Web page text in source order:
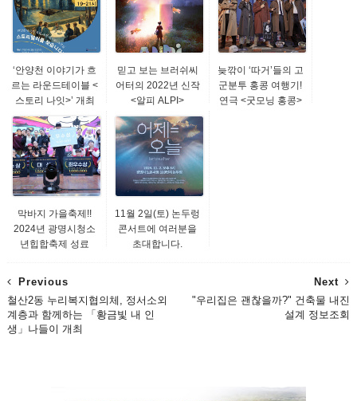
‘안양천 이야기가 흐
르는 라운드테이블 <
스토리 나잇>’ 개최
믿고 보는 브러쉬씨
어터의 2022년 신작
<알피 ALPI>
늦깎이 ‘따거’들의 고
군분투 홍콩 여행기!
연극 <굿모닝 홍콩>
막바지 가을축제!!
2024년 광명시청소
년힙합축제 성료
11월 2일(토) 논두렁
콘서트에 여러분을
초대합니다.
Next
"우리집은 괜찮을까?" 건축물 내진
설계 정보조회
Previous
철산2동 누리복지협의체, 정서소외
계층과 함께하는 「황금빛 내 인
생」나들이 개최